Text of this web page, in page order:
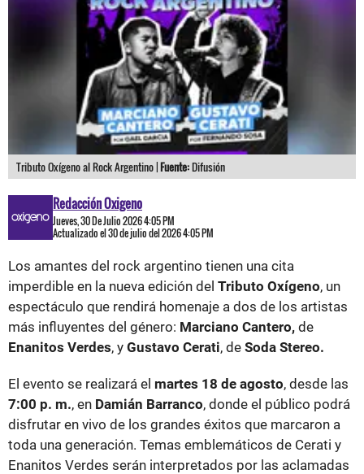
Tributo Oxígeno al Rock Argentino |Fuente:Difusión
Redacción Oxigeno
Jueves, 30 De Julio 2026 4:05 PM
Actualizado el 30 de julio del 2026 4:05 PM
Los amantes del rock argentino tienen una cita
imperdible en la nueva edición del Tributo Oxígeno, un
espectáculo que rendirá homenaje a dos de los artistas
más influyentes del género: Marciano Cantero, de
Enanitos Verdes, y Gustavo Cerati, de Soda Stereo.
El evento se realizará el martes 18 de agosto, desde las
7:00 p. m., en Damián Barranco, donde el público podrá
disfrutar en vivo de los grandes éxitos que marcaron a
toda una generación. Temas emblemáticos de Cerati y
Enanitos Verdes serán interpretados por las aclamadas